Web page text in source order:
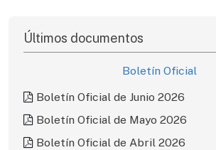
Últimos documentos
Boletín Oficial
Boletín Oficial de Junio 2026
Boletín Oficial de Mayo 2026
Boletín Oficial de Abril 2026